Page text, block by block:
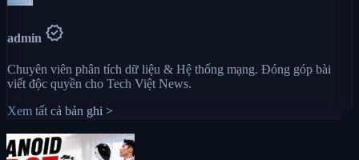
admin verified
Chuyên viên phân tích dữ liệu & Hệ thống mạng. Đóng góp bài
viết độc quyền cho Tech Việt News.
Xem tất cả bản ghi >